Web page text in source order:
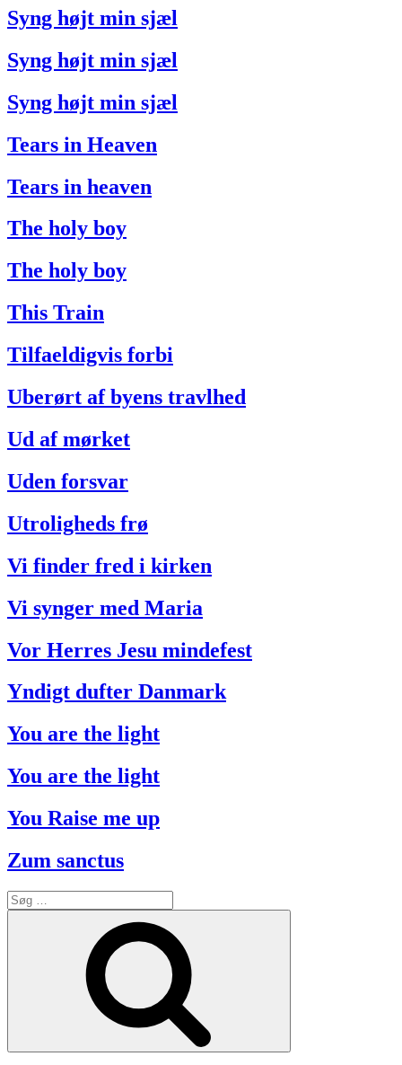
Syng højt min sjæl
Syng højt min sjæl
Syng højt min sjæl
Tears in Heaven
Tears in heaven
The holy boy
The holy boy
This Train
Tilfaeldigvis forbi
Uberørt af byens travlhed
Ud af mørket
Uden forsvar
Utroligheds frø
Vi finder fred i kirken
Vi synger med Maria
Vor Herres Jesu mindefest
Yndigt dufter Danmark
You are the light
You are the light
You Raise me up
Zum sanctus
Søg
efter: